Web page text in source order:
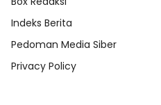
Indeks Berita
Pedoman Media Siber
Privacy Policy